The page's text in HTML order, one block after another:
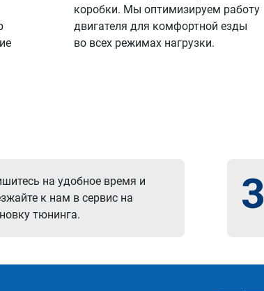
коробки. Мы оптимизируем работу
двигателя для комфортной езды
во всех режимах нагрузки.
на удобное время и
к нам в сервис на
тюнинга.
3